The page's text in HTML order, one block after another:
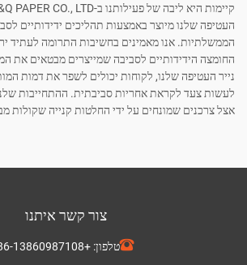
העטיפה שלנו מיוצר באמצעות תהליכים ידידותיים
הממשלתיות. אנו מאמינים בחשיבות התרומה לעתיד
החומצה הידידותיים לסביבה שמייצרים מבטאים את
נייר העטיפה שלנו, לקוחות יכולים לשפר את דמות
לעשות צעד לקראת אחריות סביבתית. ההתחייבות
אצל צרכנים שמונחים על ידי החלטות קנייה שקולות
צור קשר איתנו
טלפון: +86-13860987108